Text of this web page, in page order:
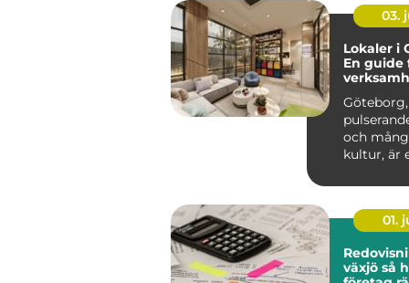
03.
Lokaler i
En guide
och
kultur, är
01.
växjö så hittar